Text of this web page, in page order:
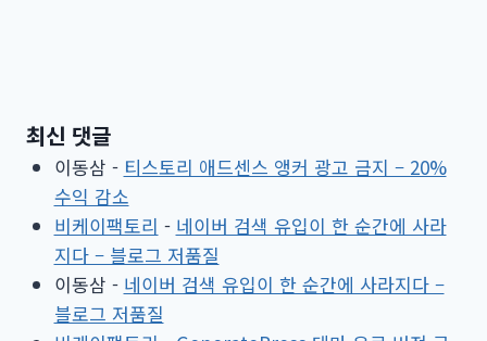
최신 댓글
이동삼 - 티스토리 애드센스 앵커 광고 금지 – 20%
수익 감소
비케이팩토리 - 네이버 검색 유입이 한 순간에 사라
지다 – 블로그 저품질
이동삼 - 네이버 검색 유입이 한 순간에 사라지다 –
블로그 저품질